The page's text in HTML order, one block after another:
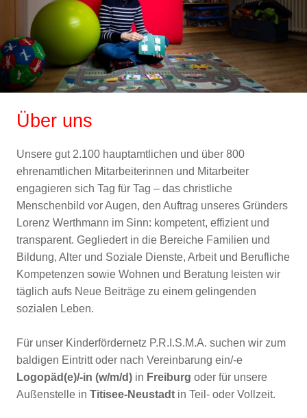
Über uns
Unsere gut 2.100 hauptamtlichen und über 800
ehrenamtlichen Mitarbeiterinnen und Mitarbeiter
engagieren sich Tag für Tag – das christliche
Menschenbild vor Augen, den Auftrag unseres Gründers
Lorenz Werthmann im Sinn: kompetent, effizient und
transparent. Gegliedert in die Bereiche Familien und
Bildung, Alter und Soziale Dienste, Arbeit und Berufliche
Kompetenzen sowie Wohnen und Beratung leisten wir
täglich aufs Neue Beiträge zu einem gelingenden
sozialen Leben.
Für unser Kinderfördernetz P.R.I.S.M.A. suchen wir zum
baldigen Eintritt oder nach Vereinbarung ein/-e
Logopäd(e)/-in (w/m/d) in Freiburg oder für unsere
Außenstelle in Titisee-Neustadt in Teil- oder Vollzeit.